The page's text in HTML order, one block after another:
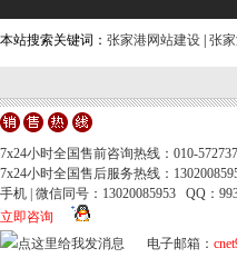
本站搜索关键词： 张家港网站建设 张
7x24小时全国售前咨询热线：010-
7x24小时全国售后服务热线：
手机 | 微信同号：13020085953 QQ：
立即咨询
电子邮箱：